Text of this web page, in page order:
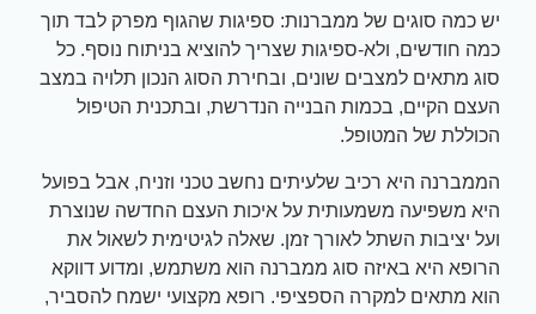
יש כמה סוגים של ממברנות: ספיגות שהגוף מפרק לבד תוך
כמה חודשים, ולא-ספיגות שצריך להוציא בניתוח נוסף. כל
סוג מתאים למצבים שונים, ובחירת הסוג הנכון תלויה במצב
העצם הקיים, בכמות הבנייה הנדרשת, ובתכנית הטיפול
הכוללת של המטופל.
הממברנה היא רכיב שלעיתים נחשב טכני וזניח, אבל בפועל
היא משפיעה משמעותית על איכות העצם החדשה שנוצרת
ועל יציבות השתל לאורך זמן. שאלה לגיטימית לשאול את
הרופא היא באיזה סוג ממברנה הוא משתמש, ומדוע דווקא
הוא מתאים למקרה הספציפי. רופא מקצועי ישמח להסביר,